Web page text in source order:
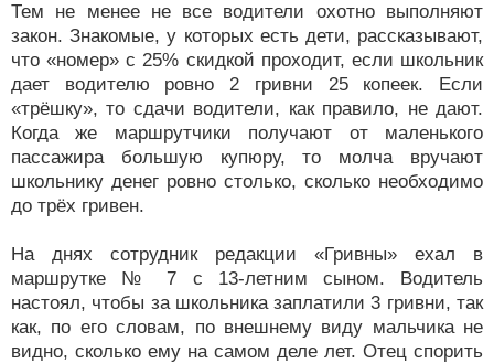
Тем не менее не все водители охотно выполняют
закон. Знакомые, у которых есть дети, рассказывают,
что «номер» с 25% скидкой проходит, если школьник
дает водителю ровно 2 гривни 25 копеек. Если
«трёшку», то сдачи водители, как правило, не дают.
Когда же маршрутчики получают от маленького
пассажира большую купюру, то молча вручают
школьнику денег ровно столько, сколько необходимо
до трёх гривен.
На днях сотрудник редакции «Гривны» ехал в
маршрутке № 7 с 13-летним сыном. Водитель
настоял, чтобы за школьника заплатили 3 гривни, так
как, по его словам, по внешнему виду мальчика не
видно, сколько ему на самом деле лет. Отец спорить